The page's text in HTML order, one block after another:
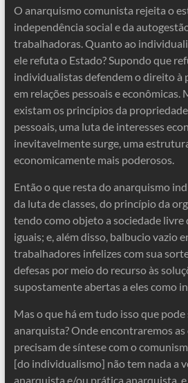
O anarquismo comunista rejeita o
independência social e da
trabalhadoras. Quanto ao
ele refuta o Estado? Supondo que
individualistas defendem o direito à
em relações pessoais e econômicas.
existam os princípios da
pessoais, uma luta de interesses
inevitavelmente surge, uma
economicamente mais poderosos.
Então o que resta do anarquismo
da luta de classes, do princípio da
tendo como objeto a sociedade livre
iguais; e, além disso, balbucio vazio
trabalhadores infelizes com sua
defesas por meio do recurso às
supostamente abertas a eles como
Mas o que há em tudo isso que
anarquista? Onde encontraremos
precisam de síntese com o
[do individualismo] não tem nada a
anarquista e/ou prática anarquista,